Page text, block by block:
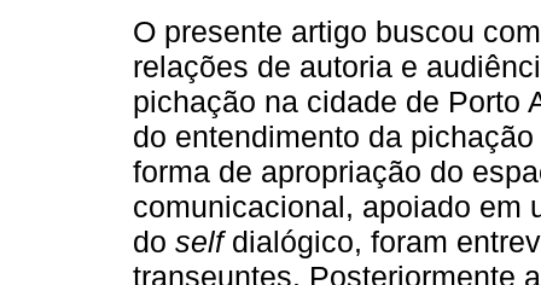
O presente artigo buscou
relações de autoria e
pichação na cidade de Porto
do entendimento da
forma de apropriação do
comunicacional, apoiado em
do selfdialógico, foram
transeuntes. Posteriormente